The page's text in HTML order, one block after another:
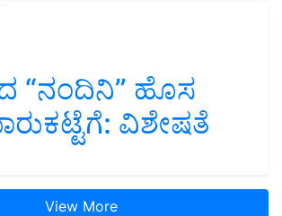
“ನಂದಿನಿ” ಹೊಸ
ವಿಶೇಷತೆ
View More